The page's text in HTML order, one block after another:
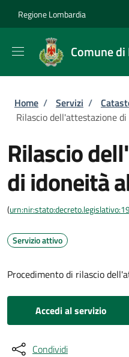
Regione Lombardia
Comune
Briciole di
Home / Servizi /
Rilascio dell'attestazione
Rilascio
di idoneità
(
Servizio attivo
Procedimento di rilascio
Accedi al servizio
Condividi